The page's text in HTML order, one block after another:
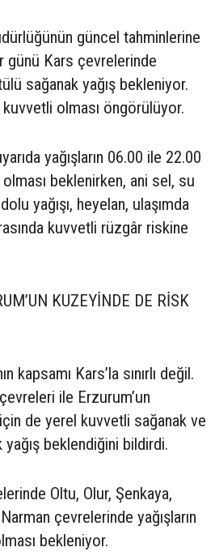
güncel tahminlerine
Kars çevrelerinde
sağanak yağış bekleniyor.
kuvvetli olması öngörülüyor.
yağışların 06.00 ile 22.00
beklenirken, ani sel, su
dolu yağışı, heyelan, ulaşımda
kuvvetli rüzgâr riskine
KUZEYİNDE DE RİSK
kapsamı Kars’la sınırlı değil.
ile Erzurum’un
de yerel kuvvetli sağanak ve
beklendiğini bildirdi.
Oltu, Olur, Şenkaya,
çevrelerinde yağışların
bekleniyor.